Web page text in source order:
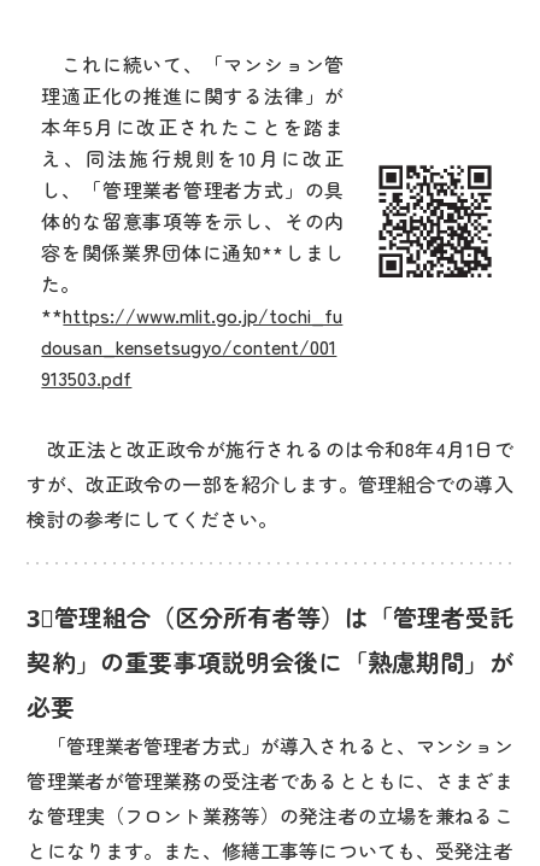
これに続いて、「マンション管
理適正化の推進に関する法律」が
本年5月に改正されたことを踏ま
え、同法施行規則を10月に改正
し、「管理業者管理者方式」の具
体的な留意事項等を示し、その内
容を関係業界団体に通知**しまし
た。
**https://www.mlit.go.jp/tochi_fu
dousan_kensetsugyo/content/001
913503.pdf
改正法と改正政令が施行されるのは令和8年4月1日で
すが、改正政令の一部を紹介します。管理組合での導入
検討の参考にしてください。
3⃣管理組合（区分所有者等）は「管理者受託
契約」の重要事項説明会後に「熟慮期間」が
必要
「管理業者管理者方式」が導入されると、マンション
管理業者が管理業務の受注者であるとともに、さまざま
な管理実（フロント業務等）の発注者の立場を兼ねるこ
とになります。また、修繕工事等についても、受発注者